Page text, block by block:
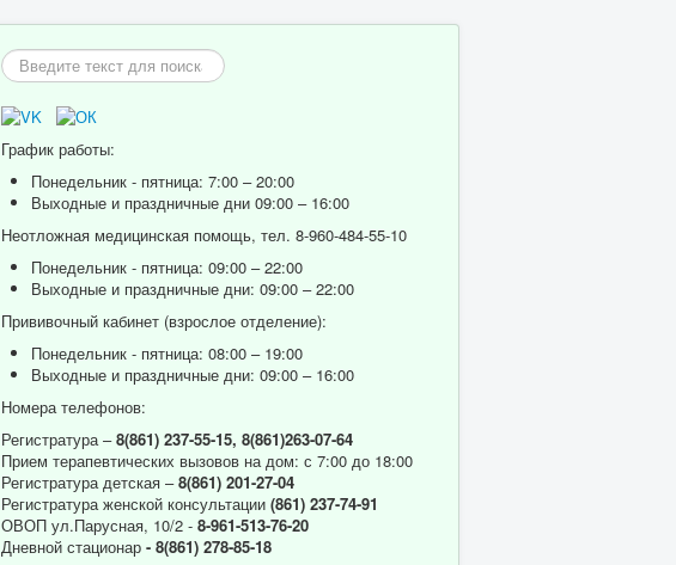
Искать...
График работы:
Понедельник - пятница: 7:00 – 20:00
Выходные и праздничные дни 09:00 – 16:00
Неотложная медицинская помощь, тел. 8-960-484-55-10
Понедельник - пятница: 09:00 – 22:00
Выходные и праздничные дни: 09:00 – 22:00
Прививочный кабинет (взрослое отделение):
Понедельник - пятница: 08:00 – 19:00
Выходные и праздничные дни: 09:00 – 16:00
Номера телефонов:
Регистратура –8(861) 237-55-15, 8(861)263-07-64
Прием терапевтических вызовов на дом: с 7:00 до 18:00
Регистратура детская –8(861) 201-27-04
Регистратура женской консультации (861) 237-74-91
ОВОП ул.Парусная, 10/2 - 8-961-513-76-20
Дневной стационар - 8(861) 278-85-18